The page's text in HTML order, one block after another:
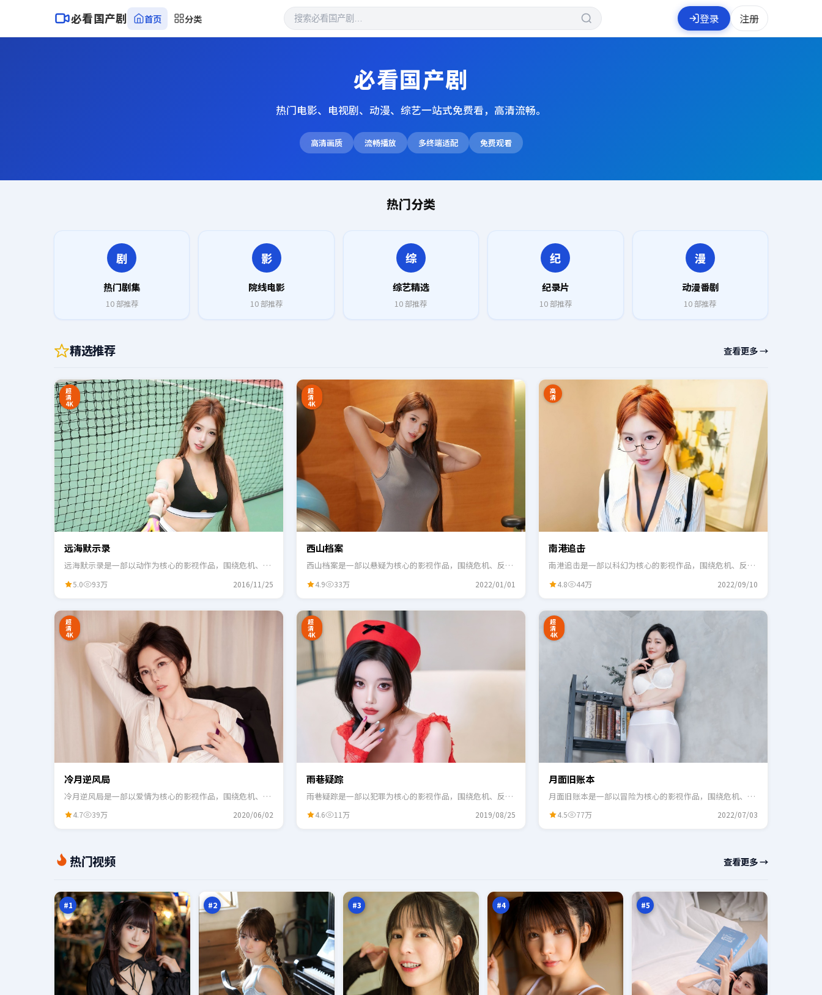
必看国产剧 首页 分类 登录 注册
必看国产剧
热门电影、电视剧、动漫、综艺一站式免费看，高清流畅。
高清画质 流畅播放 多终端适配 免费观看
热门分类
剧
热门剧集
10部推荐
影
院线电影
10部推荐
综
综艺精选
10部推荐
纪
纪录片
10部推荐
漫
动漫番剧
10部推荐
精选推荐 查看更多 →
超
清
4K
远海默示录
远海默示录是一部以动作为核心的影视作品，围绕危机、反
5.0 93万 2016/11/25
超
清
4K
西山档案
西山档案是一部以悬疑为核心的影视作品，围绕危机、反转
4.9 33万 2022/01/01
高
清
南港追击
南港追击是一部以科幻为核心的影视作品，围绕危机、反转
4.8 44万 2022/09/10
超
清
4K
冷月逆风局
冷月逆风局是一部以爱情为核心的影视作品，围绕危机、反
4.7 39万 2020/06/02
超
清
4K
雨巷疑踪
雨巷疑踪是一部以犯罪为核心的影视作品，围绕危机、反转
4.6 11万 2019/08/25
超
清
4K
月面旧账本
月面旧账本是一部以冒险为核心的影视作品，围绕危机、反
4.5 77万 2022/07/03
热门视频 查看更多 →
#1
深
空
#2
城
#3 #4 #5